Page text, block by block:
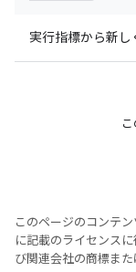
実行指標から新し
このページのコンテン
に記載のライセンス
び関連会社の商標また